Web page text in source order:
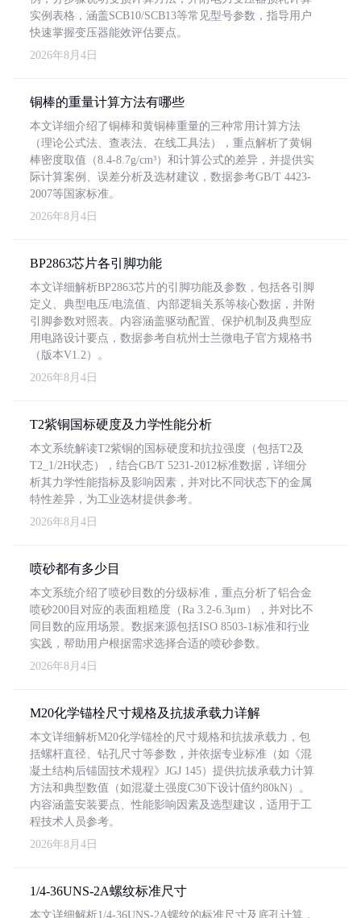
实例表格，涵盖SCB10/SCB13等常见型号参数，指导用户
快速掌握变压器能效评估要点。
2026年8月4日
铜棒的重量计算方法有哪些
本文详细介绍了铜棒和黄铜棒重量的三种常用计算方法
（理论公式法、查表法、在线工具法），重点解析了黄铜
棒密度取值（8.4-8.7g/cm³）和计算公式的差异，并提供实
际计算案例、误差分析及选材建议，数据参考GB/T 4423-
2007等国家标准。
2026年8月4日
BP2863芯片各引脚功能
本文详细解析BP2863芯片的引脚功能及参数，包括各引脚
定义、典型电压/电流值、内部逻辑关系等核心数据，并附
引脚参数对照表。内容涵盖驱动配置、保护机制及典型应
用电路设计要点，数据参考自杭州士兰微电子官方规格书
（版本V1.2）。
2026年8月4日
T2紫铜国标硬度及力学性能分析
本文系统解读T2紫铜的国标硬度和抗拉强度（包括T2及
T2_1/2H状态），结合GB/T 5231-2012标准数据，详细分
析其力学性能指标及影响因素，并对比不同状态下的金属
特性差异，为工业选材提供参考。
2026年8月4日
喷砂都有多少目
本文系统介绍了喷砂目数的分级标准，重点分析了铝合金
喷砂200目对应的表面粗糙度（Ra 3.2-6.3μm），并对比不
同目数的应用场景。数据来源包括ISO 8503-1标准和行业
实践，帮助用户根据需求选择合适的喷砂参数。
2026年8月4日
M20化学锚栓尺寸规格及抗拔承载力详解
本文详细解析M20化学锚栓的尺寸规格和抗拔承载力，包
括螺杆直径、钻孔尺寸等参数，并依据专业标准（如《混
凝土结构后锚固技术规程》JGJ 145）提供抗拔承载力计算
方法和典型数值（如混凝土强度C30下设计值约80kN）。
内容涵盖安装要点、性能影响因素及选型建议，适用于工
程技术人员参考。
2026年8月4日
1/4-36UNS-2A螺纹标准尺寸
本文详细解析1/4-36UNS-2A螺纹的标准尺寸及底孔计算，